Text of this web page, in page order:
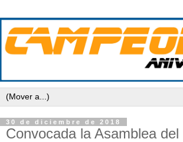
30 de diciembre de 2018
Convocada la Asamblea